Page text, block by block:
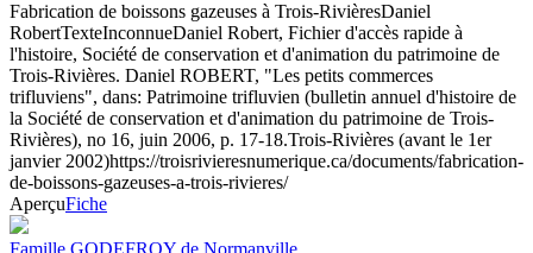
Fabrication de boissons gazeuses à Trois-RivièresDaniel
RobertTexteInconnueDaniel Robert, Fichier d'accès rapide à
l'histoire, Société de conservation et d'animation du patrimoine de
Trois-Rivières. Daniel ROBERT, "Les petits commerces
trifluviens", dans: Patrimoine trifluvien (bulletin annuel d'histoire de
la Société de conservation et d'animation du patrimoine de Trois-
Rivières), no 16, juin 2006, p. 17-18.Trois-Rivières (avant le 1er
janvier 2002)https://troisrivieresnumerique.ca/documents/fabrication-
de-boissons-gazeuses-a-trois-rivieres/
AperçuFiche